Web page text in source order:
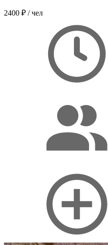
2400 ₽ / чел